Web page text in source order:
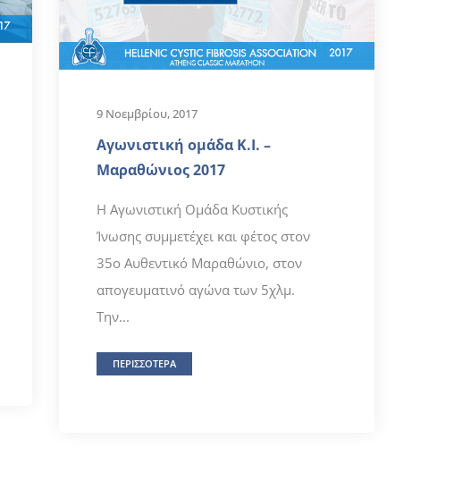
9 Νοεμβρίου, 2017
Αγωνιστική ομάδα Κ.Ι. –
Μαραθώνιος 2017
Η Αγωνιστική Oμάδα Κυστικής
Ίνωσης συμμετέχει και φέτος στον
35ο Αυθεντικό Μαραθώνιο, στον
απογευματινό αγώνα των 5χλμ.
Την...
ΠΕΡΙΣΣΟΤΕΡΑ